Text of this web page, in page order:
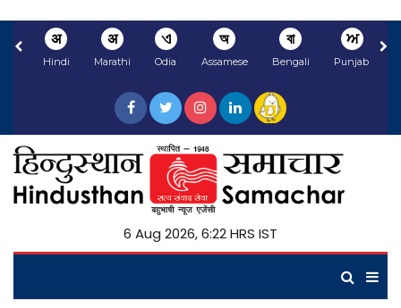
अ
Hindi
अ
Marathi
ଏ
Odia
অ
Assamese
বা
Bengali
ਅ
Punjabi
6 Aug 2026, 6:22 HRS IST